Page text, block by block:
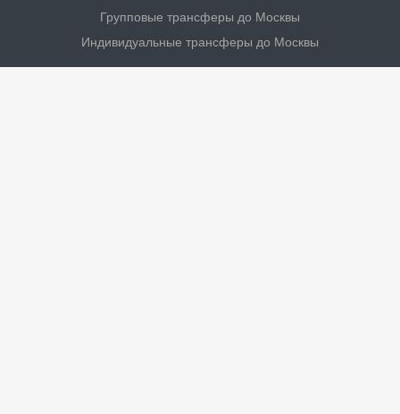
Групповые трансферы до Москвы
Индивидуальные трансферы до Москвы